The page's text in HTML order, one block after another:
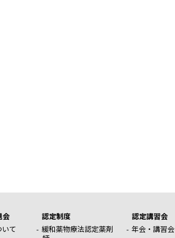
会
て
認定制度
緩和薬物療法認定薬剤
認定講習会
年会・講習会